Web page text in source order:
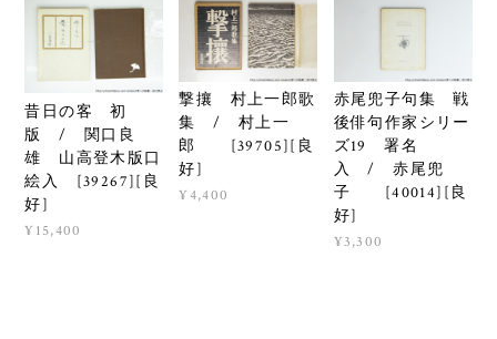
昔日の客 初
版 / 関口良
雄 山高登木版口
絵入 [39267][良
好]
¥15,400
撃攘 村上一郎歌
集 / 村上一
郎 [39705][良
好]
¥4,400
赤尾兜子句集 戦
後俳句作家シリー
ズ19 署名
入 / 赤尾兜
子 [40014][良
好]
¥3,300